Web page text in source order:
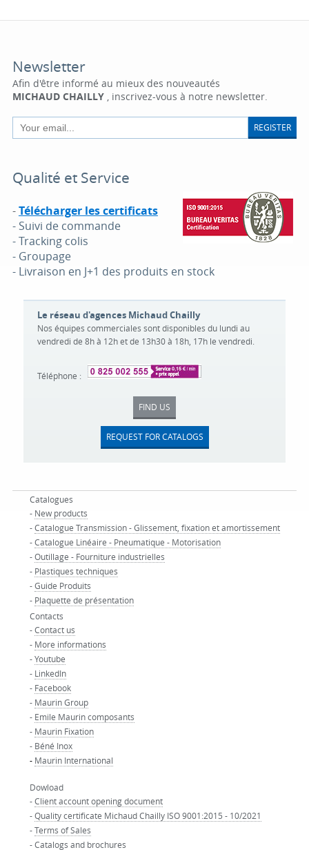
Newsletter
Afin d'être informé au mieux des nouveautés
MICHAUD CHAILLY, inscrivez-vous à notre newsletter.
REGISTER
Qualité et Service
-Télécharger les certificats
- Suivi de commande
- Tracking colis
- Groupage
- Livraison en J+1 des produits en stock
Le réseau d'agences Michaud Chailly
Nos équipes commerciales sont disponibles du lundi au
vendredi de 8h à 12h et de 13h30 à 18h, 17h le vendredi.
Téléphone :
FIND US
REQUEST FOR CATALOGS
Catalogues
- New products
-Catalogue Transmission - Glissement, fixation et amortissement
-Catalogue Linéaire - Pneumatique - Motorisation
-Outillage - Fourniture industrielles
- Plastiques techniques
-Guide Produits
- Plaquette de présentation
Contacts
-Contact us
- More informations
-Youtube
- LinkedIn
- Facebook
- Maurin Group
- Emile Maurin composants
- Maurin Fixation
- Béné Inox
- Maurin International
Dowload
-Client account opening document
-Quality certificate Michaud Chailly ISO 9001:2015 - 10/2021
-Terms of Sales
-Catalogs and brochures